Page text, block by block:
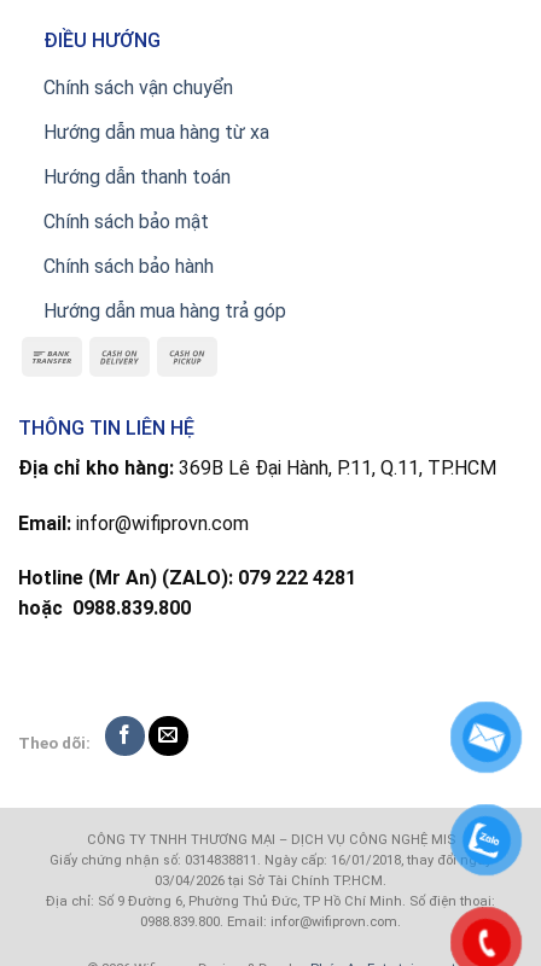
ĐIỀU HƯỚNG
Chính sách vận chuyển
Hướng dẫn mua hàng từ xa
Hướng dẫn thanh toán
Chính sách bảo mật
Chính sách bảo hành
Hướng dẫn mua hàng trả góp
THÔNG TIN LIÊN HỆ
Địa chỉ kho hàng: 369B Lê Đại Hành, P.11, Q.11, TP.HCM
Email: infor@wifiprovn.com
Hotline (Mr An) (ZALO): 079 222 4281
hoặc 0988.839.800
Theo dõi:
CÔNG TY TNHH THƯƠNG MẠI – DỊCH VỤ CÔNG NGHỆ MIS
Giấy chứng nhận số: 0314838811. Ngày cấp: 16/01/2018, thay đổi ngày
03/04/2026 tại Sở Tài Chính TP.HCM.
Địa chỉ: Số 9 Đường 6, Phường Thủ Đức, TP Hồ Chí Minh. Số điện thoại:
0988.839.800. Email: infor@wifiprovn.com.